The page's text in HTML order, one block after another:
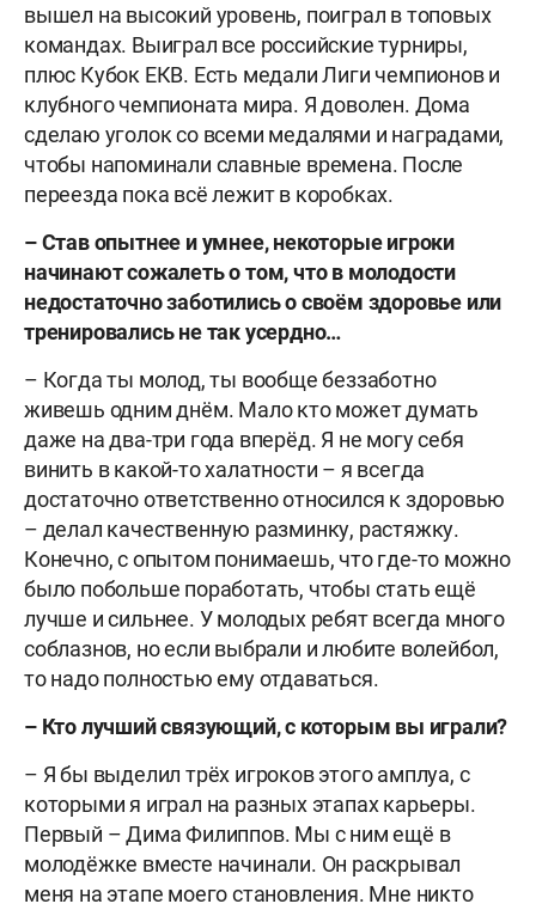
вышел на высокий уровень, поиграл в топовых
командах. Выиграл все российские турниры,
плюс Кубок ЕКВ. Есть медали Лиги чемпионов и
клубного чемпионата мира. Я доволен. Дома
сделаю уголок со всеми медалями и наградами,
чтобы напоминали славные времена. После
переезда пока всё лежит в коробках.
– Став опытнее и умнее, некоторые игроки
начинают сожалеть о том, что в молодости
недостаточно заботились о своём здоровье или
тренировались не так усердно…
– Когда ты молод, ты вообще беззаботно
живешь одним днём. Мало кто может думать
даже на два-три года вперёд. Я не могу себя
винить в какой-то халатности – я всегда
достаточно ответственно относился к здоровью
– делал качественную разминку, растяжку.
Конечно, с опытом понимаешь, что где-то можно
было побольше поработать, чтобы стать ещё
лучше и сильнее. У молодых ребят всегда много
соблазнов, но если выбрали и любите волейбол,
то надо полностью ему отдаваться.
– Кто лучший связующий, с которым вы играли?
– Я бы выделил трёх игроков этого амплуа, с
которыми я играл на разных этапах карьеры.
Первый – Дима Филиппов. Мы с ним ещё в
молодёжке вместе начинали. Он раскрывал
меня на этапе моего становления. Мне никто